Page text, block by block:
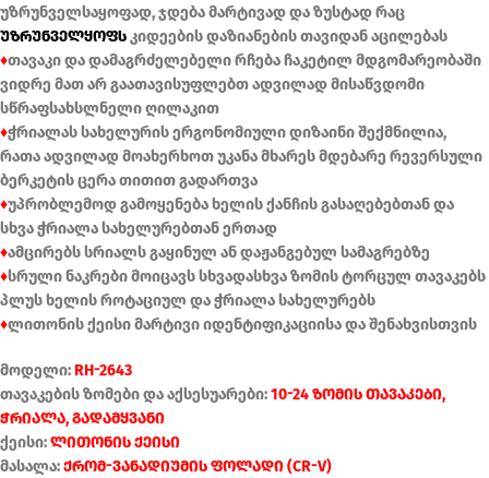
უზრუნველსაყოფად, ჯდება მარტივად და ზუსტად რაც
უზრუნველყოფსკიდეების დაზიანების თავიდან აცილებას
♦თავაკი და დამაგრძელებელი რჩება ჩაკეტილ მდგომარეობაში
ვიდრე მათ არ გაათავისუფლებთ ადვილად მისაწვდომი
სწრაფსახსლნელი ღილაკით
♦ჭრიალას სახელურის ერგონომიული დიზაინი შექმნილია,
რათა ადვილად მოახერხოთ უკანა მხარეს მდებარე რევერსული
ბერკეტის ცერა თითით გადართვა
♦უპრობლემოდ გამოყენება ხელის ქანჩის გასაღებებთან და
სხვა ჭრიალა სახელურებთან ერთად
♦ამცირებს სრიალს გაყინულ ან დაჟანგებულ სამაგრებზე
♦სრული ნაკრები მოიცავს სხვადასხვა ზომის ტორცულ თავაკებს
პლუს ხელის როტაციულ და ჭრიალა სახელურებს
♦ლითონის ქეისი მარტივი იდენტიფიკაციისა და შენახვისთვის
მოდელი:RH-2643
თავაკების ზომები და აქსესუარები:10-24 ზომის თავაკები,
ჭრიალა, გადამყვანი
ქეისი:ლითონის ქეისი
მასალა:ქრომ-ვანადიუმის ფოლადი (CR-V)